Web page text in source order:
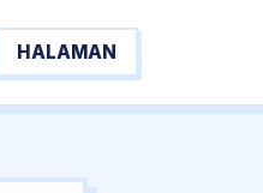
HALAMAN